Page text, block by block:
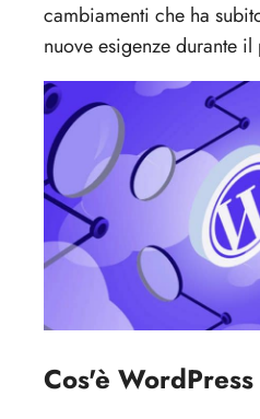
cambiamenti che ha
nuove esigenze durante
Cos'è WordPress